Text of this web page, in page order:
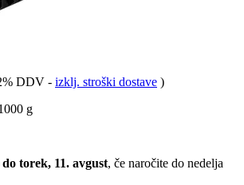
DDV - izklj. stroški dostave )
g
torek, 11. avgust, če naročite do nedelja